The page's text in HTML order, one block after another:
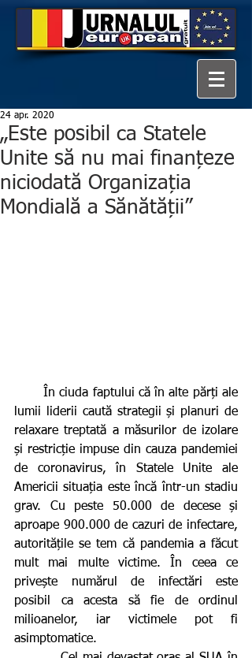
„Este posibil ca Statele
Unite să nu mai finanțeze
niciodată Organizația
Mondială a Sănătății”
24 apr. 2020
lumii liderii caută strategii și planuri de
relaxare treptată a măsurilor de izolare
și restricție impuse din cauza pandemiei
de coronavirus, în Statele Unite ale
Americii situația este încă într-un stadiu
grav. Cu peste 50.000 de decese și
aproape 900.000 de cazuri de infectare,
autoritățile se tem că pandemia a făcut
mult mai multe victime. În ceea ce
privește numărul de infectări este
posibil ca acesta să fie de ordinul
milioanelor, iar victimele pot fi
asimptomatice.